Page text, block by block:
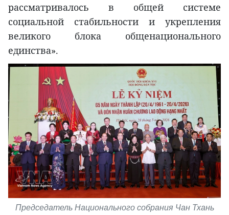
рассматривалось в общей системе
социальной стабильности и укрепления
великого блока общенационального
единства».
Председатель Национального собрания Чан Тхань